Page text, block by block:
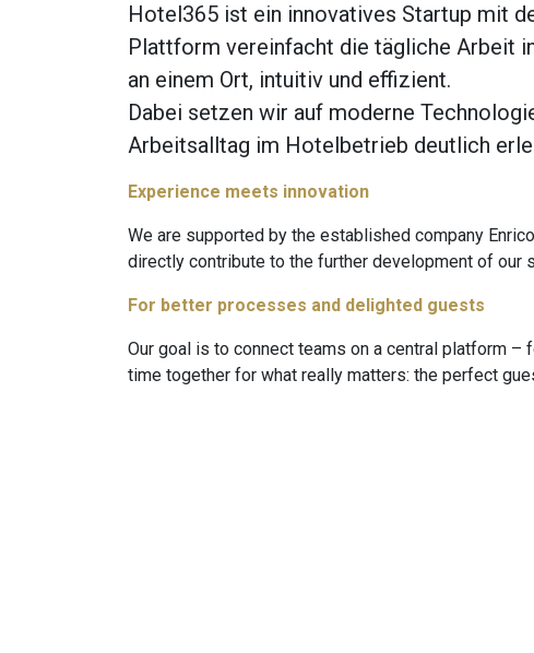
Hotel365 ist ein innovatives Startup mit
Plattform vereinfacht die tägliche Arbeit
an einem Ort, intuitiv und effizient.
Dabei setzen wir auf moderne
Arbeitsalltag im Hotelbetrieb deutlich
Experience meets innovation
We are supported by the established company
directly contribute to the further development of
For better processes and delighted guests
Our goal is to connect teams on a central platform
time together for what really matters: the perfect